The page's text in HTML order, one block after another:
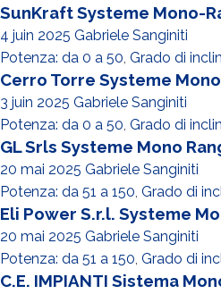
SunKraft Systeme Mono-
4 juin 2025 Gabriele Sanginiti
Potenza: da 0 a 50, Grado di
Cerro Torre Systeme
3 juin 2025 Gabriele Sanginiti
Potenza: da 0 a 50, Grado di
GL Srls Systeme Mono
20 mai 2025 Gabriele Sanginiti
Potenza: da 51 a 150, Grado di
Eli Power S.r.l. Systeme
20 mai 2025 Gabriele Sanginiti
Potenza: da 51 a 150, Grado di
C.E. IMPIANTI Sistema